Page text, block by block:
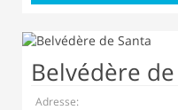
Belvédère
Adresse: